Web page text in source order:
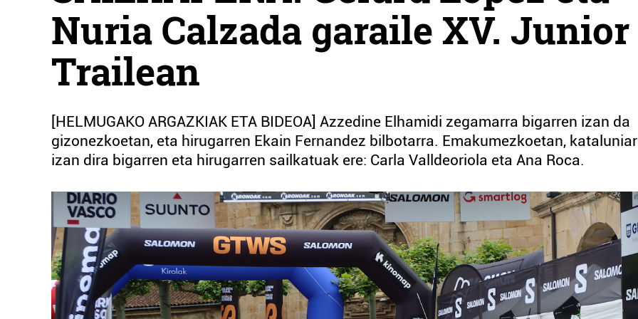
Nuria Calzada garaile XV. Junior
Trailean
[HELMUGAKO ARGAZKIAK ETA BIDEOA] Azzedine Elhamidi zegamarra bigarren izan da
gizonezkoetan, eta hirugarren Ekain Fernandez bilbotarra. Emakumezkoetan,
izan dira bigarren eta hirugarren sailkatuak ere: Carla Valldeoriola eta Ana Roca.